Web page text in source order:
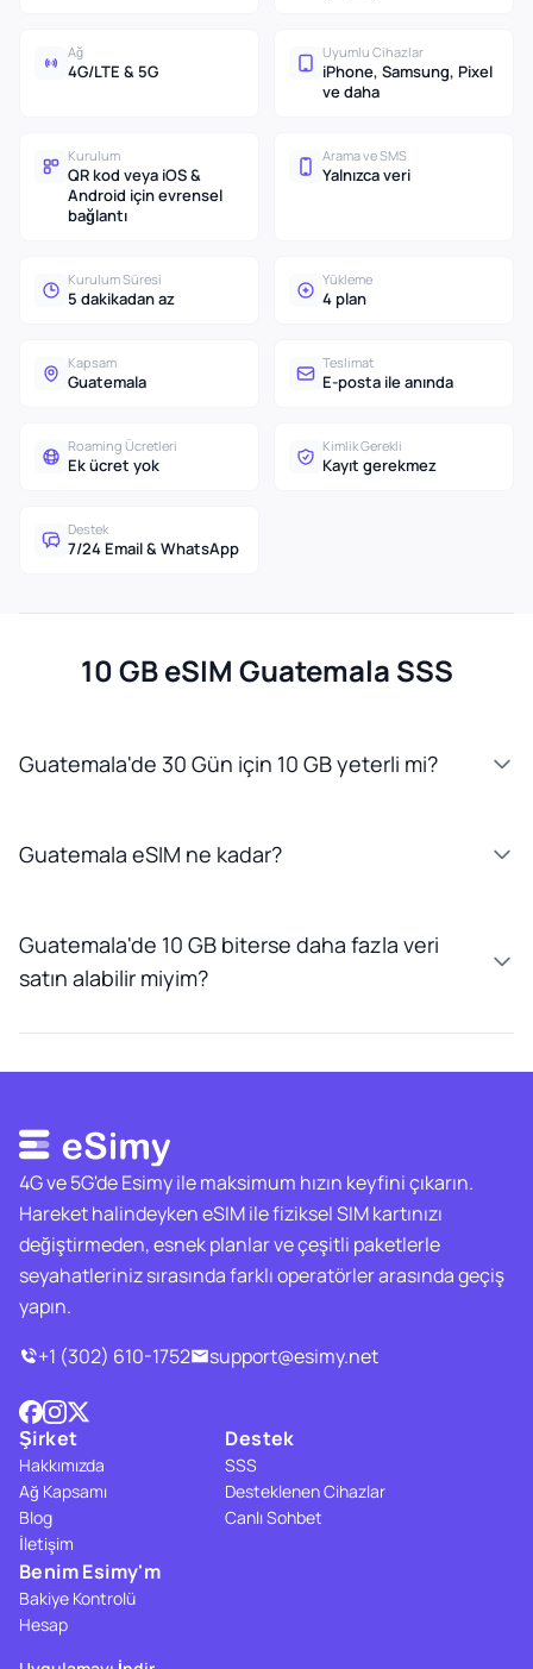
Ağ
4G/LTE & 5G
Uyumlu Cihazlar
iPhone, Samsung, Pixel
ve daha
Kurulum
QR kod veya iOS &
Android için evrensel
bağlantı
Arama ve SMS
Yalnızca veri
Kurulum Süresi
5 dakikadan az
Yükleme
4 plan
Kapsam
Guatemala
Teslimat
E-posta ile anında
Roaming Ücretleri
Ek ücret yok
Kimlik Gerekli
Kayıt gerekmez
Destek
7/24 Email & WhatsApp
10 GB eSIM Guatemala SSS
Guatemala'de 30 Gün için 10 GB yeterli mi?
Guatemala eSIM ne kadar?
Guatemala'de 10 GB biterse daha fazla veri
satın alabilir miyim?
4G ve 5G'de Esimy ile maksimum hızın keyfini çıkarın.
Hareket halindeyken eSIM ile fiziksel SIM kartınızı
değiştirmeden, esnek planlar ve çeşitli paketlerle
seyahatleriniz sırasında farklı operatörler arasında geçiş
yapın.
+1 (302) 610-1752
support@esimy.net
Şirket
Hakkımızda
Ağ Kapsamı
Blog
İletişim
Destek
SSS
Desteklenen Cihazlar
Canlı Sohbet
Benim Esimy'm
Bakiye Kontrolü
Hesap